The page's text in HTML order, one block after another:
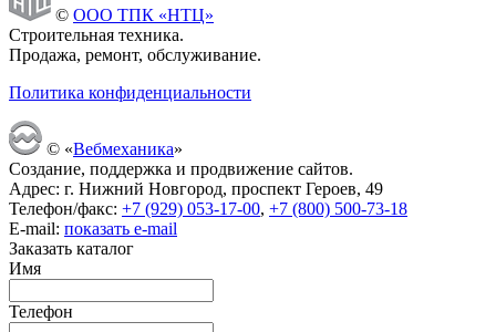
© ООО ТПК «НТЦ»
Строительная техника.
Продажа, ремонт, обслуживание.
Политика конфиденциальности
© «Вебмеханика»
Создание, поддержка и продвижение сайтов.
Адрес: г. Нижний Новгород, проспект Героев, 49
Телефон/факс: +7 (929) 053-17-00, +7 (800) 500-73-18
E-mail: показать e-mail
Заказать каталог
Имя
Телефон